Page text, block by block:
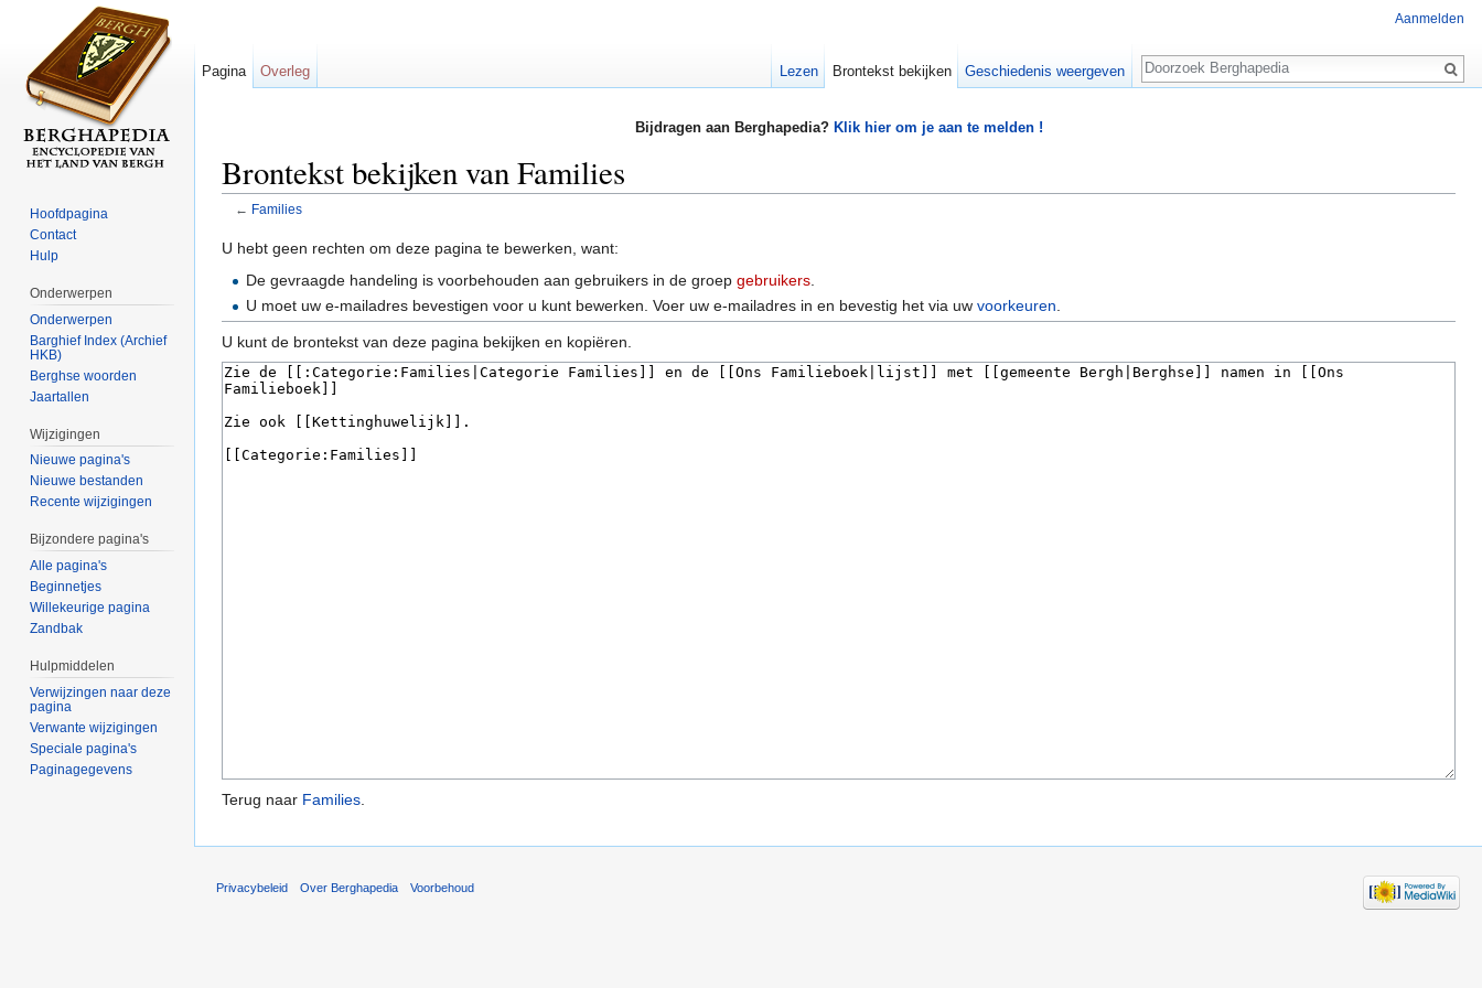
Bijdragen aan Berghapedia? Klik hier om je aan te melden !
Brontekst bekijken van Families
← Families
U hebt geen rechten om deze pagina te bewerken, want:
De gevraagde handeling is voorbehouden aan gebruikers in de groepgebruikers
U moet uw e-mailadres bevestigen voor u kunt bewerken. Voer uw e-mailadres in en bevestig het via uwvoorkeuren
U kunt de brontekst van deze pagina bekijken en kopiëren.
Terug naar Families.
Aanmelden
Pagina Overleg Lezen Brontekst bekijken Geschiedenis weergeven
Zoeken
Hoofdpagina
Contact
Hulp
Onderwerpen
Onderwerpen
Barghief Index (Archief
HKB)
Berghse woorden
Jaartallen
Wijzigingen
Nieuwe pagina's
Nieuwe bestanden
Recente wijzigingen
Bijzondere pagina's
Alle pagina's
Beginnetjes
Willekeurige pagina
Zandbak
Hulpmiddelen
Verwijzingen naar deze
pagina
Verwante wijzigingen
Speciale pagina's
Paginagegevens
Privacybeleid Over Berghapedia Voorbehoud